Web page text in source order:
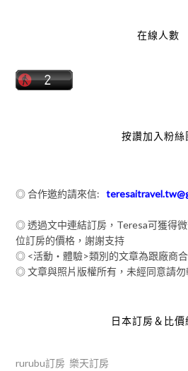
在線人數
按讚加入粉絲
◎ 合作邀約請來信:
◎ 透過文中連結訂房，Teresa可獲得
位訂房的價格，謝謝支持
◎ <活動‧體驗>類別的文章為跟廠商
◎ 文章與照片版權所有，未經同意請勿
日本訂房＆比價
rurubu訂房 樂天訂房